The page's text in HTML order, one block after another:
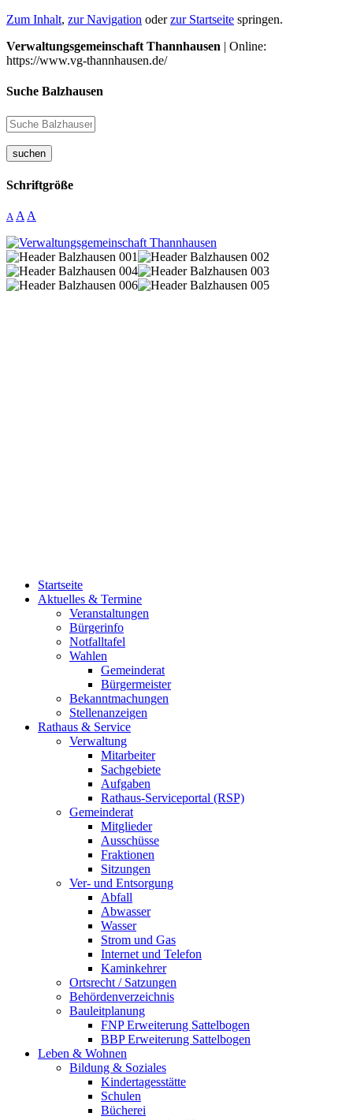
Zum Inhalt, zur Navigation oderzur Startseite springen.
Verwaltungsgemeinschaft Thannhausen | Online:
https://www.vg-thannhausen.de/
Suche Balzhausen
suchen
Schriftgröße
A A A
Startseite
Aktuelles & Termine
Veranstaltungen
Bürgerinfo
Notfalltafel
Wahlen
Gemeinderat
Bürgermeister
Bekanntmachungen
Stellenanzeigen
Rathaus & Service
Verwaltung
Mitarbeiter
Sachgebiete
Aufgaben
Rathaus-Serviceportal (RSP)
Gemeinderat
Mitglieder
Ausschüsse
Fraktionen
Sitzungen
Ver- und Entsorgung
Abfall
Abwasser
Wasser
Strom und Gas
Internet und Telefon
Kaminkehrer
Ortsrecht / Satzungen
Behördenverzeichnis
Bauleitplanung
FNP Erweiterung Sattelbogen
BBP Erweiterung Sattelbogen
Leben & Wohnen
Bildung & Soziales
Kindertagesstätte
Schulen
Bücherei